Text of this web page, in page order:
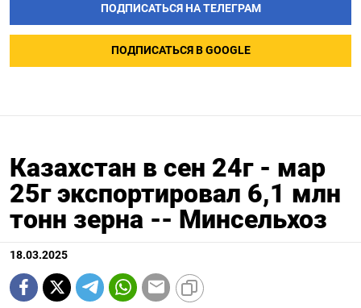
ПОДПИСАТЬСЯ НА ТЕЛЕГРАМ
ПОДПИСАТЬСЯ В GOOGLE
Казахстан в сен 24г - мар
25г экспортировал 6,1 млн
тонн зерна -- Минсельхоз
18.03.2025